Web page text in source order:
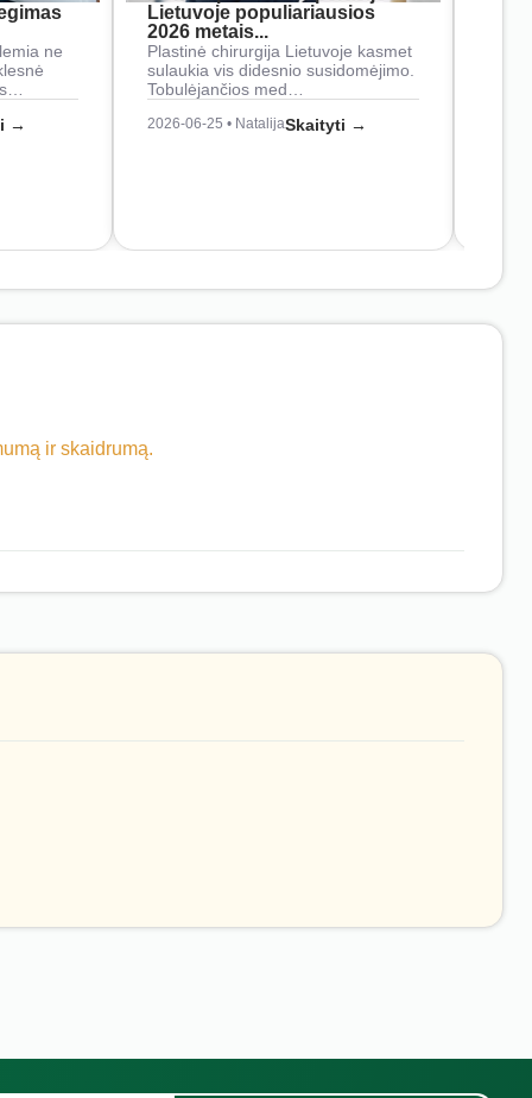
ne
→
Lietuvoje populiariausios
2026 metais...
Plastinė chirurgija Lietuvoje kasmet
sulaukia vis didesnio susidomėjimo.
Tobulėjančios med…
2026-06-25 • NatalijaSkaityti →
ir skaidrumą.